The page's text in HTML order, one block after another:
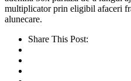
multiplicator prin eligibil afaceri
alunecare.
Share This Post: